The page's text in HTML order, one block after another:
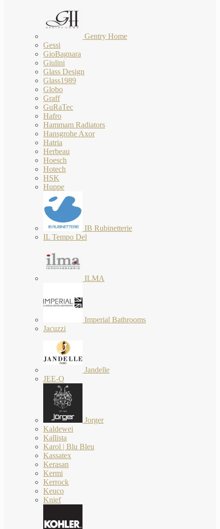
Gentry Home
Gessi
GioBagnara
Giulini
Glass Design
Glass1989
Globo
Graff
GuRaTec
Hafro
Hammam Radiators
Hansgrohe Axor
Hatria
Herbeau
Hoesch
Hotech
HSK
Huppe
IB Rubinetterie
IL Tempo Del
ILMA
Imperial Bathrooms
Jacuzzi
Jandelle
JEE-O
Jorger
Kaldewei
Kallista
Karol | Blu Bleu
Kassatex
Kerasan
Kermi
Kerrock
Keuco
Knief